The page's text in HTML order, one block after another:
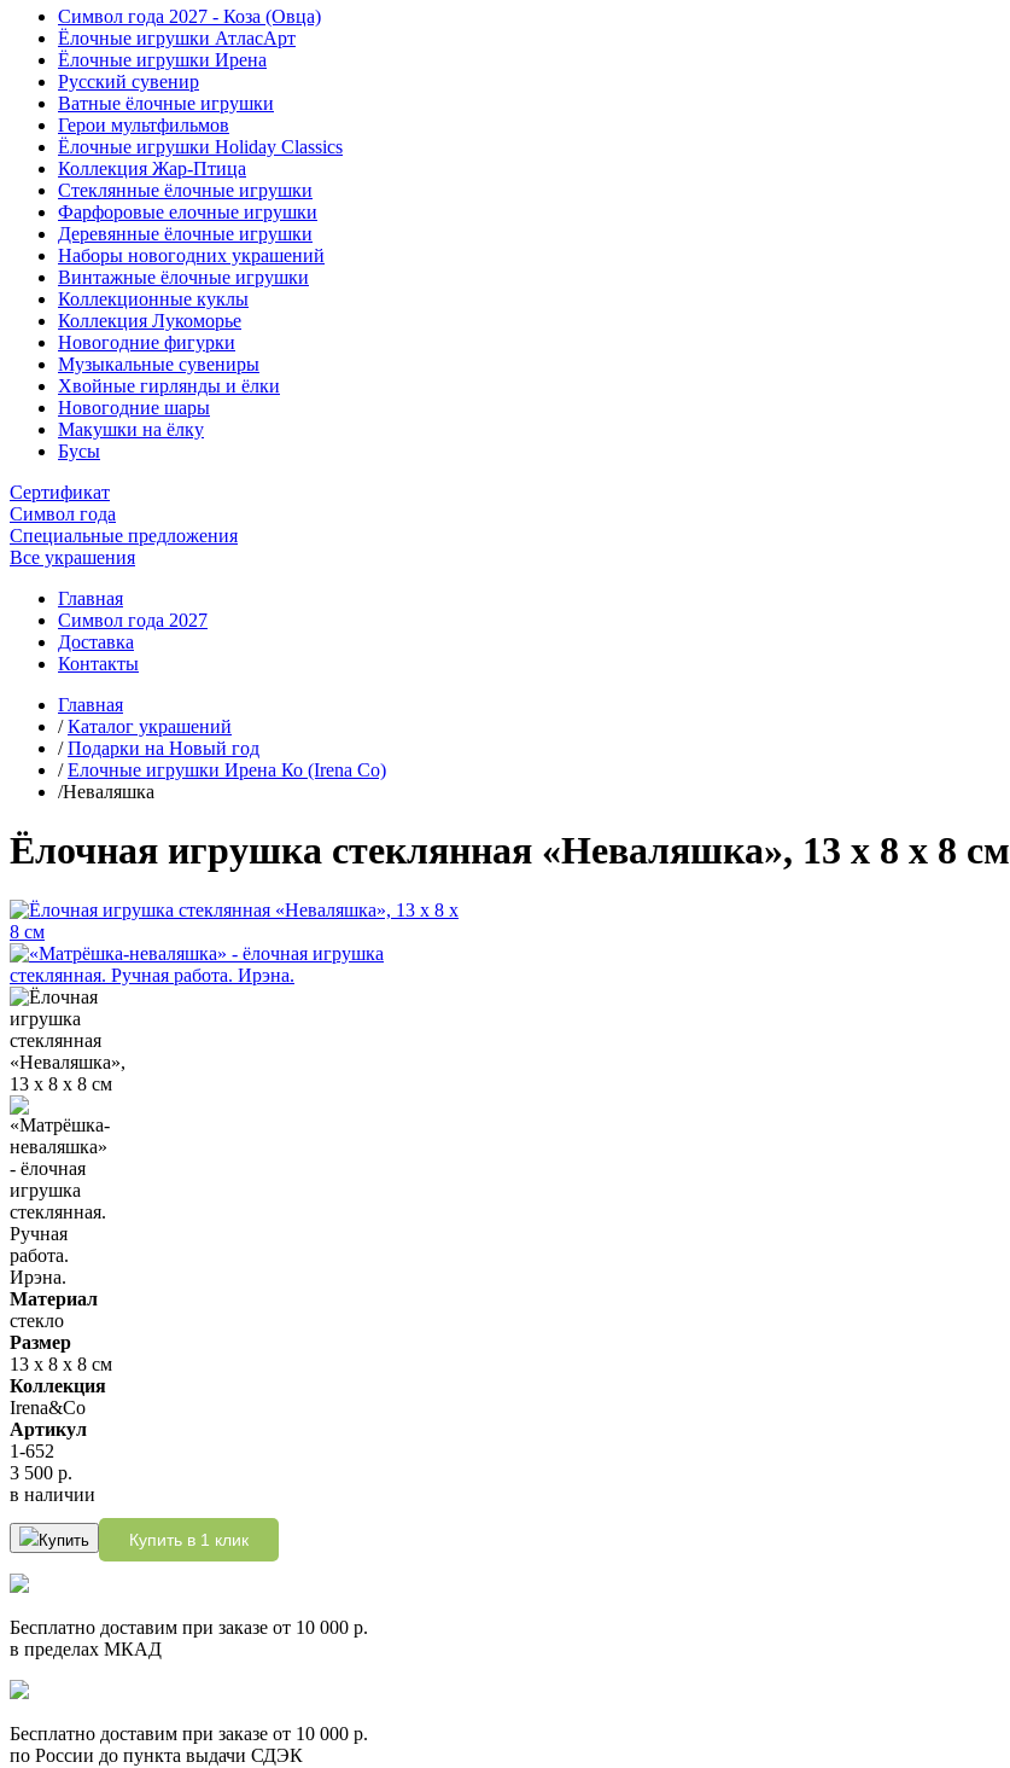
Символ года 2027 - Коза (Овца)
Ёлочные игрушки АтласАрт
Ёлочные игрушки Ирена
Русский сувенир
Ватные ёлочные игрушки
Герои мультфильмов
Ёлочные игрушки Holiday Classics
Коллекция Жар-Птица
Стеклянные ёлочные игрушки
Фарфоровые елочные игрушки
Деревянные ёлочные игрушки
Наборы новогодних украшений
Винтажные ёлочные игрушки
Коллекционные куклы
Коллекция Лукоморье
Новогодние фигурки
Музыкальные сувениры
Хвойные гирлянды и ёлки
Новогодние шары
Макушки на ёлку
Бусы
Сертификат
Символ года
Специальные предложения
Все украшения
Главная
Символ года 2027
Доставка
Контакты
Главная
/Каталог украшений
/Подарки на Новый год
/Елочные игрушки Ирена Ко (Irena Co)
/Неваляшка
Ёлочная игрушка стеклянная «Неваляшка», 13 х 8 х 8 см
Материал
стекло
Размер
13 х 8 х 8 см
Коллекция
Irena&Co
Артикул
1-652
3 500 р.
в наличии
Купить Купить в 1 клик
Бесплатно доставим при заказе от 10 000 р.
в пределах МКАД
Бесплатно доставим при заказе от 10 000 р.
по России до пункта выдачи СДЭК